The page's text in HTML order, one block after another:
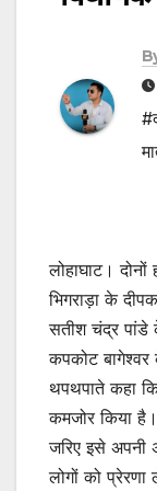
लोहाघाट।
भिगराड़ा के
सतीश चंद्र
कपकोट
थपथपाते कहा
कमजोर किया
जरिए इसे अपनी
लोगों को